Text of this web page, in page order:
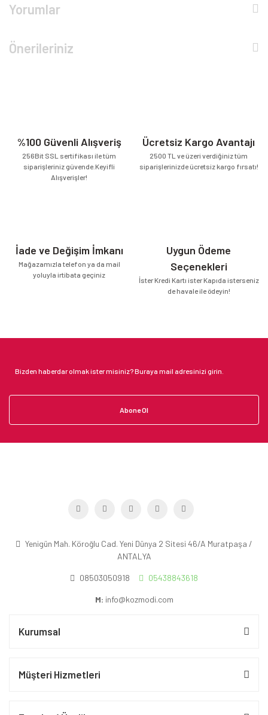
Yorumlar
Önerileriniz
%100 Güvenli Alışveriş
256Bit SSL sertifikası ile tüm
siparişleriniz güvende.Keyifli
Alışverişler!
Ücretsiz Kargo Avantajı
2500 TL ve üzeri verdiğiniz tüm
siparişlerinizde ücretsiz kargo fırsatı!
İade ve Değişim İmkanı
Mağazamızla telefon ya da mail
yoluyla irtibata geçiniz
Uygun Ödeme
Seçenekleri
İster Kredi Kartı ister Kapıda isterseniz
de havale ile ödeyin!
Abone Ol
Yenigün Mah. Köroğlu Cad. Yeni Dünya 2 Sitesi 46/A Muratpaşa /
ANTALYA
08503050918 05438843618
M: info@kozmodi.com
Kurumsal
Müşteri Hizmetleri